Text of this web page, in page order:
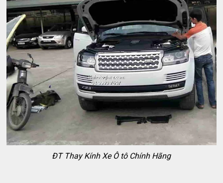
ĐT Thay Kính Xe Ô tô Chính Hãng